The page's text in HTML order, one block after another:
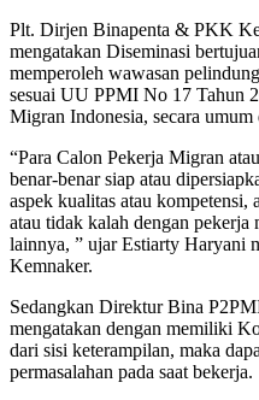
Plt. Dirjen Binapenta & PKK
mengatakan Diseminasi
memperoleh wawasan
sesuai UU PPMI No 17 Tahun
Migran Indonesia, secara umum
“Para Calon Pekerja Migran
benar-benar siap atau
aspek kualitas atau kompetensi,
atau tidak kalah dengan pekerja
lainnya, ” ujar Estiarty Haryani
Kemnaker.
Sedangkan Direktur Bina
mengatakan dengan memiliki
dari sisi keterampilan, maka
permasalahan pada saat bekerja.